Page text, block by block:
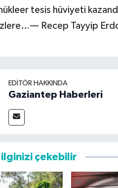
tesis hüviyeti
Recep Tayyip
EDITÖR HAKKINDA
Gaziantep Haberleri
ilginizi çekebilir